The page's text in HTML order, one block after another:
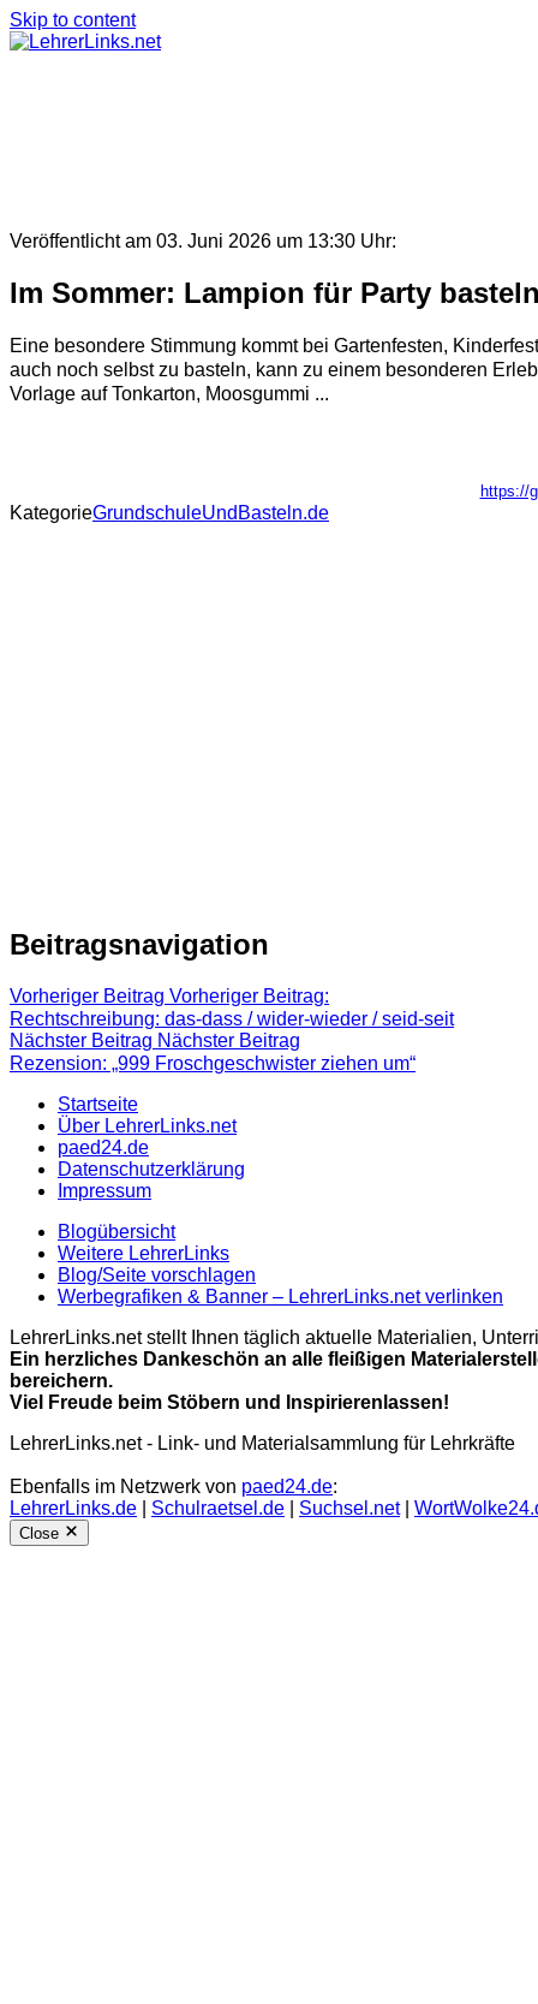
Skip to content
Veröffentlicht am 03. Juni 2026 um 13:30 Uhr:
Im Sommer: Lampion für Party
Eine besondere Stimmung kommt bei Gartenfesten,
auch noch selbst zu basteln, kann zu einem besonderen
Vorlage auf Tonkarton, Moosgummi ...
https://
KategorieGrundschuleUndBasteln.de
Beitragsnavigation
Vorheriger Beitrag Vorheriger Beitrag:
Rechtschreibung: das-dass / wider-wieder / seid-seit
Nächster Beitrag Nächster Beitrag
Rezension: „999 Froschgeschwister ziehen um“
Startseite
Über LehrerLinks.net
paed24.de
Datenschutzerklärung
Impressum
Blogübersicht
Weitere LehrerLinks
Blog/Seite vorschlagen
Werbegrafiken & Banner – LehrerLinks.net verlinken
LehrerLinks.net stellt Ihnen täglich aktuelle Materialien,
Ein herzliches Dankeschön an alle fleißigen
bereichern.
Viel Freude beim Stöbern und Inspirierenlassen!
LehrerLinks.net - Link- und Materialsammlung für Lehrkräfte
Ebenfalls im Netzwerk von paed24.de:
LehrerLinks.de
Schulraetsel.de Suchsel.net|
Close